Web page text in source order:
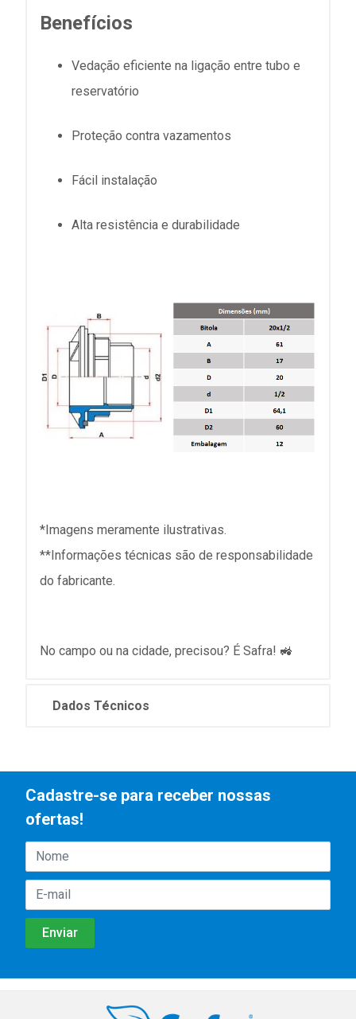
Benefícios
Vedação eficiente na ligação entre tubo e
reservatório
Proteção contra vazamentos
Fácil instalação
Alta resistência e durabilidade
*Imagens meramente ilustrativas.
**Informações técnicas são de responsabilidade
do fabricante.
No campo ou na cidade, precisou? É Safra! 🚜
Dados Técnicos
Cadastre-se para receber nossas
ofertas!